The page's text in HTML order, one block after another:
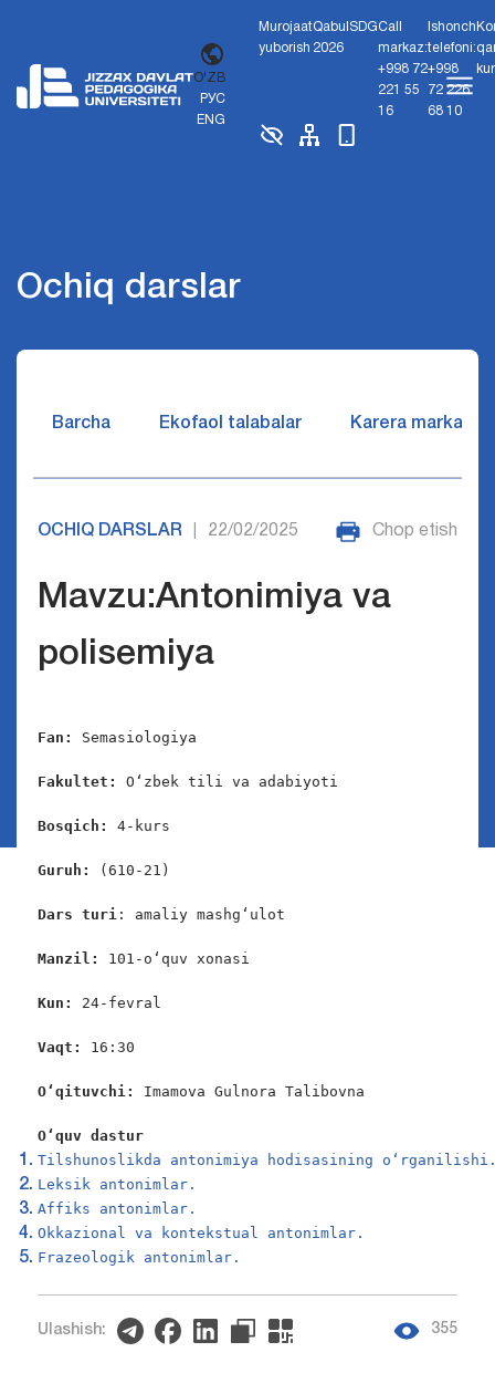
O'ZB
РУС
ENG
Murojaat
yuborish
Qabul
2026
SDGCall
markaz:
+998 72
221 55
16
Ishonch
telefoni:
+998
72 226
68 10
Ochiq darslar
Barcha Ekofaol talabalar Karera markazi
OCHIQ DARSLAR 22/02/2025 Chop etish
Mavzu:Antonimiya va
polisemiya
Fan: Semasiologiya
Fakultet: O‘zbek tili va adabiyoti
Bosqich: 4-kurs
Guruh: (610-21)
Dars turi: amaliy mashg‘ulot
Manzil: 101-o‘quv xonasi
Kun: 24-fevral
Vaqt: 16:30
O‘qituvchi: Imamova Gulnora Talibovna
O‘quv dastur
Tilshunoslikda antonimiya hodisasining
Leksik antonimlar.
Affiks antonimlar.
Okkazional va kontekstual antonimlar.
Frazeologik antonimlar.
Ulashish: 355